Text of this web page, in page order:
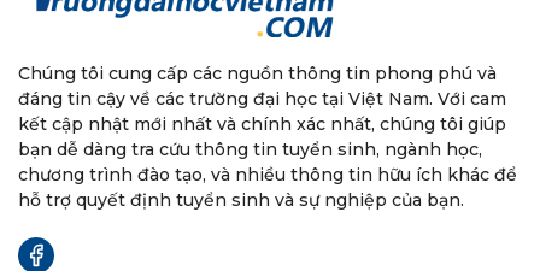
Chúng tôi cung cấp các nguồn thông tin phong phú và
đáng tin cậy về các trường đại học tại Việt Nam. Với cam
kết cập nhật mới nhất và chính xác nhất, chúng tôi giúp
bạn dễ dàng tra cứu thông tin tuyển sinh, ngành học,
chương trình đào tạo, và nhiều thông tin hữu ích khác để
hỗ trợ quyết định tuyển sinh và sự nghiệp của bạn.